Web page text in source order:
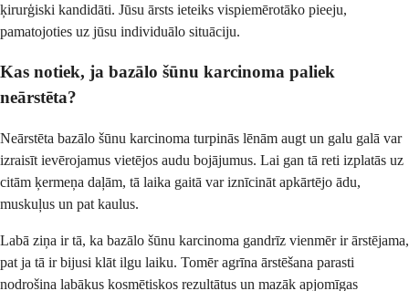
ķirurģiski kandidāti. Jūsu ārsts ieteiks vispiemērotāko pieeju,
pamatojoties uz jūsu individuālo situāciju.
Kas notiek, ja bazālo šūnu karcinoma paliek
neārstēta?
Neārstēta bazālo šūnu karcinoma turpinās lēnām augt un galu galā var
izraisīt ievērojamus vietējos audu bojājumus. Lai gan tā reti izplatās uz
citām ķermeņa daļām, tā laika gaitā var iznīcināt apkārtējo ādu,
muskuļus un pat kaulus.
Labā ziņa ir tā, ka bazālo šūnu karcinoma gandrīz vienmēr ir ārstējama,
pat ja tā ir bijusi klāt ilgu laiku. Tomēr agrīna ārstēšana parasti
nodrošina labākus kosmētiskos rezultātus un mazāk apjomīgas